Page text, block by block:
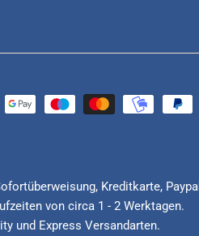
Kreditkarte, Paypal
von circa 1 - 2 Werktagen.
und Express Versandarten.